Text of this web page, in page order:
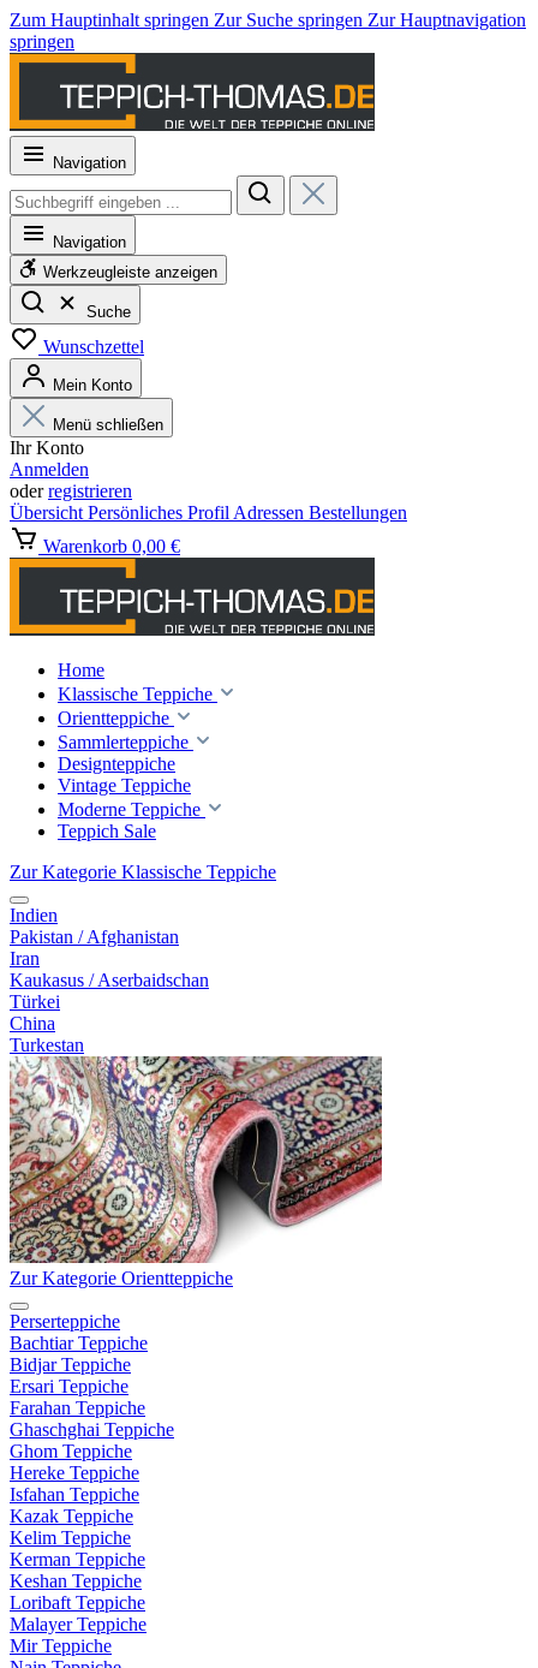
Zum Hauptinhalt springen Zur Suche springen Zur Hauptnavigation
springen
Navigation
Navigation
Werkzeugleiste anzeigen
Suche
Wunschzettel
Mein Konto
Menü schließen
Ihr Konto
Anmelden
oderregistrieren
Übersicht Persönliches Profil Adressen Bestellungen
Warenkorb 0,00 €
Home
Klassische Teppiche
Orientteppiche
Sammlerteppiche
Designteppiche
Vintage Teppiche
Moderne Teppiche
Teppich Sale
Zur Kategorie Klassische Teppiche
Indien
Pakistan / Afghanistan
Iran
Kaukasus / Aserbaidschan
Türkei
China
Turkestan
Zur Kategorie Orientteppiche
Perserteppiche
Bachtiar Teppiche
Bidjar Teppiche
Ersari Teppiche
Farahan Teppiche
Ghaschghai Teppiche
Ghom Teppiche
Hereke Teppiche
Isfahan Teppiche
Kazak Teppiche
Kelim Teppiche
Kerman Teppiche
Keshan Teppiche
Loribaft Teppiche
Malayer Teppiche
Mir Teppiche